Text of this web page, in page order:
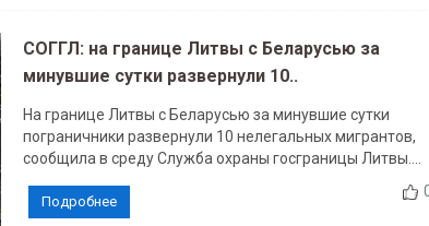
СОГГЛ: на границе Литвы с Беларусью за
минувшие сутки развернули 10..
На границе Литвы с Беларусью за минувшие сутки
пограничники развернули 10 нелегальных мигрантов,
сообщила в среду Служба охраны госграницы Литвы....
Подробнее